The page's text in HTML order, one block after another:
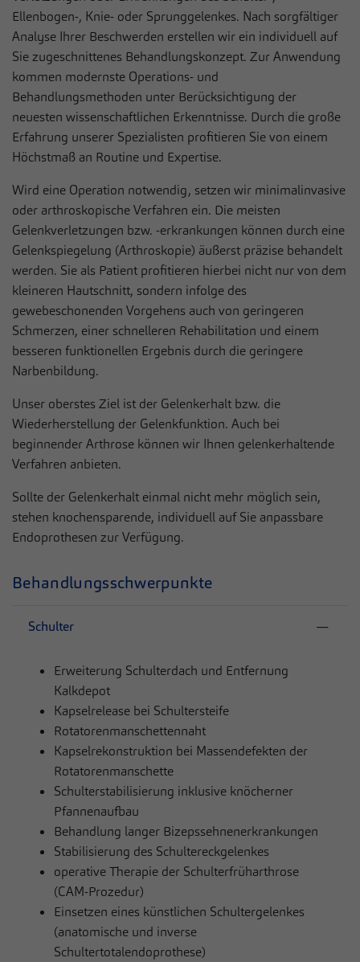
Ellenbogen-, Knie- oder Sprunggelenkes. Nach sorgfältiger
Analyse Ihrer Beschwerden erstellen wir ein individuell auf
Sie zugeschnittenes Behandlungskonzept. Zur Anwendung
kommen modernste Operations- und
Behandlungsmethoden unter Berücksichtigung der
neuesten wissenschaftlichen Erkenntnisse. Durch die große
Erfahrung unserer Spezialisten profitieren Sie von einem
Höchstmaß an Routine und Expertise.
Wird eine Operation notwendig, setzen wir minimalinvasive
oder arthroskopische Verfahren ein. Die meisten
Gelenkverletzungen bzw. -erkrankungen können durch eine
Gelenkspiegelung (Arthroskopie) äußerst präzise behandelt
werden. Sie als Patient profitieren hierbei nicht nur von dem
kleineren Hautschnitt, sondern infolge des
gewebeschonenden Vorgehens auch von geringeren
Schmerzen, einer schnelleren Rehabilitation und einem
besseren funktionellen Ergebnis durch die geringere
Narbenbildung.
Unser oberstes Ziel ist der Gelenkerhalt bzw. die
Wiederherstellung der Gelenkfunktion. Auch bei
beginnender Arthrose können wir Ihnen gelenkerhaltende
Verfahren anbieten.
Sollte der Gelenkerhalt einmal nicht mehr möglich sein,
stehen knochensparende, individuell auf Sie anpassbare
Endoprothesen zur Verfügung.
Behandlungsschwerpunkte
Schulter
Erweiterung Schulterdach und Entfernung
Kalkdepot
Kapselrelease bei Schultersteife
Rotatorenmanschettennaht
Kapselrekonstruktion bei Massendefekten der
Rotatorenmanschette
Schulterstabilisierung inklusive knöcherner
Pfannenaufbau
Behandlung langer Bizepssehnenerkrankungen
Stabilisierung des Schultereckgelenkes
operative Therapie der Schulterfrüharthrose
(CAM-Prozedur)
Einsetzen eines künstlichen Schultergelenkes
(anatomische und inverse
Schultertotalendoprothese)
Laufzeit 1 Jahr
Zweck
Dieses Cookie wird verwendet, um Ihre
Cookie-Einstellungen für diese Website zu
speichern.
Name fe_typo_user / PHPSESSID
Anbieter Sportklinik Hellersen
Laufzeit Session
Zweck
Dieses Cookie ist ein Standard-Session-
Cookie von TYPO3. Es speichert im Falle
eines Benutzer-Logins die Session-ID. So
kann der eingeloggte Benutzer
wiedererkannt werden und es wird ihm
Zugang zu geschützten Bereichen gewährt.
Live-Chat
Auf unserer Webseite nutzen wir den Zendesk-Chat, eine Live-
Chat-Software des US-Unternehmens Zendesk Inc. In dieser
werden die Nachrichten und die Daten, die über den Live-Chat
eingehen, bearbeitet und dokumentiert. Der Zendesk-Chat dient
dem Zweck einer direkten Kommunikation in Echtzeit
(sogenannter Live-Chat) mit Besuchern der eigenen Webseite.
Name __zlcmid
Anbieter Zendesk
Laufzeit 1 Jahr
Zweck
Speichert die ID des Besuchers zur
Authentifizierung des Widgets
Cookie-Informationen anzeigen
Statistiken
Statistik Cookies erfassen Informationen anonym. Diese
Informationen helfen uns zu verstehen, wie unsere Besucher
unsere Website nutzen.
Name _pk_*.*
Anbieter Sportklinik Hellersen
Laufzeit 13 Monate
Zweck
Erzeugt statistische Daten darüber, wie der
Besucher die Website nutzt.
Cookie-Informationen anzeigen
Externe Inhalte
Wir verwenden auf unserer Website externe Inhalte, um Ihnen
zusätzliche Informationen anzubieten.